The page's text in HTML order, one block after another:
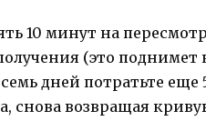
10 минут на
(это поднимет
дней потратьте еще
снова возвращая